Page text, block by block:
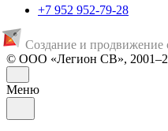
+7 952 952-79-28
Создание и продвижение
© ООО «Легион СВ»,
Меню